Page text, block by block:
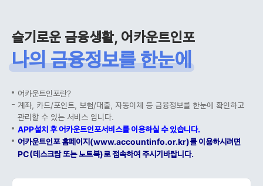
슬기로운 금융생활, 어카운트인포
나의 금융정보를 한눈에
어카운트인포란?
계좌, 카드/포인트, 보험/대출, 자동이체 등 금융정보를 한눈에 확인하고
관리할 수 있는 서비스 입니다.
APP설치 후 어카운트인포서비스를 이용하실 수 있습니다.
어카운트인포 홈페이지(www.accountinfo.or.kr)를 이용하시려면
PC(데스크탑 또는 노트북)로 접속하여 주시기바랍니다.